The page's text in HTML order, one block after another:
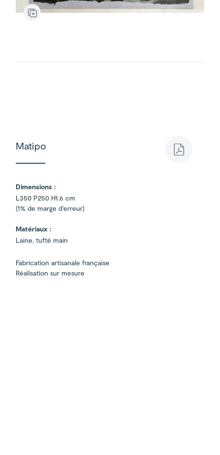
Matipo
Dimensions :
L350 P250 H1.6 cm
(1% de marge d'erreur)
Matériaux :
Laine, tufté main
Fabrication artisanale française
Réalisation sur mesure